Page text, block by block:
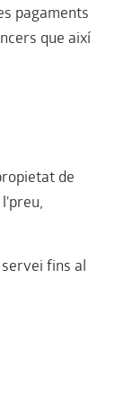
pagaments
que així
de
fins al